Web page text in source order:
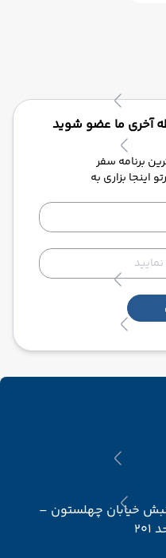
آخری ما عضو شوید
برنامه سفر
اینجا بزاری به
خیابان چهلستون –